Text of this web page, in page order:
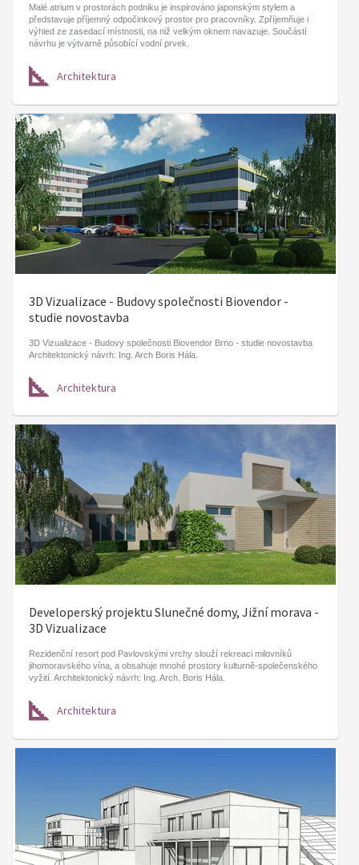
Malé atrium v prostorách podniku je inspirováno japonským stylem a
představuje příjemný odpočinkový prostor pro pracovníky. Zpříjemňuje i
výhled ze zasedací místnosti, na niž velkým oknem navazuje. Součástí
návrhu je výtvarně působící vodní prvek.
Architektura
3D Vizualizace - Budovy společnosti Biovendor -
studie novostavba
3D Vizualizace - Budovy společnosti Biovendor Brno - studie novostavba
Architektonický návrh: Ing. Arch Boris Hála.
Architektura
Developerský projektu Slunečné domy, Jižní morava -
3D Vizualizace
Rezidenční resort pod Pavlovskými vrchy slouží rekreaci milovníků
jihomoravského vína, a obsahuje mnohé prostory kulturně-společenského
vyžití. Architektonický návrh: Ing. Arch. Boris Hála.
Architektura